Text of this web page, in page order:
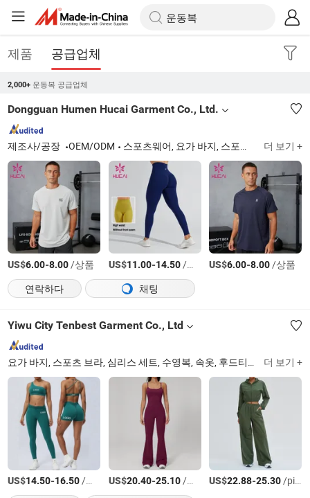
제품 공급업체
2,000+ 운동복 공급업체
Dongguan Humen Hucai Garment Co., Ltd.
제조사/공장 OEM/ODM 스포츠웨어, 요가 바지, 스포츠 브라, 티셔츠 더 보기 +
US$6.00-8.00/상품 US$11.00-14.50/상품 US$6.00-8.00/상품
연락하다
채팅
Yiwu City Tenbest Garment Co., Ltd
요가 바지, 스포츠 브라, 심리스 세트, 수영복, 속옷, 후드티, 재킷, 쉐이프웨어, 레깅스 더 보기 +
US$14.50-16.50/상품 US$20.40-25.10/세트 US$22.88-25.30/pieces